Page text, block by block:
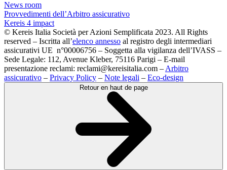
News room
Provvedimenti dell’Arbitro assicurativo
Kereis 4 impact
© Kereis Italia Società per Azioni Semplificata 2023. All Rights
reserved – Iscritta all’elenco annesso al registro degli intermediari
assicurativi UE n°00006756 – Soggetta alla vigilanza dell’IVASS –
Sede Legale: 112, Avenue Kleber, 75116 Parigi – E-mail
presentazione reclami: reclami@kereisitalia.com –Arbitro
assicurativo – Privacy Policy – Note legali – Eco-design
Retour en haut de page